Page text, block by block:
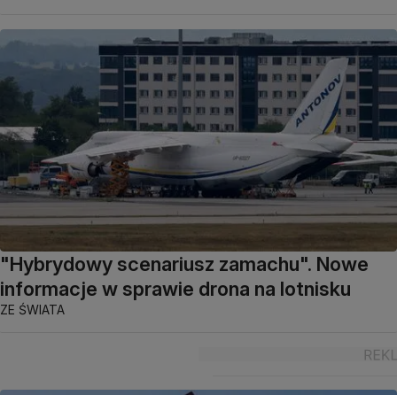
"Hybrydowy scenariusz zamachu". Nowe
informacje w sprawie drona na lotnisku
ZE ŚWIATA